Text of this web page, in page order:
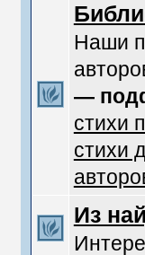
Наши
—
стихи
стихи
Из